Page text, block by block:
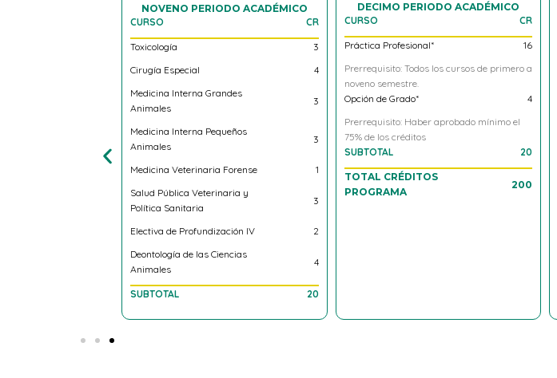
NOVENO PERIODO ACADÉMICO
CURSO
CR
Toxicología
3
Cirugía Especial
4
Medicina Interna Grandes
Animales
3
Medicina Interna Pequeños
Animales
3
Medicina Veterinaria Forense
1
Salud Pública Veterinaria y
Política Sanitaria
3
Electiva de Profundización lV
2
Deontología de las Ciencias
Animales
4
SUBTOTAL 20
DECIMO PERIODO ACADÉMICO
CURSO
CR
Práctica Profesional*
16
Prerrequisito: Todos los cursos de primero a
noveno semestre.
Opción de Grado*
4
Prerrequisito: Haber aprobado mínimo el
75% de los créditos
SUBTOTAL
20
TOTAL CRÉDITOS
PROGRAMA
200